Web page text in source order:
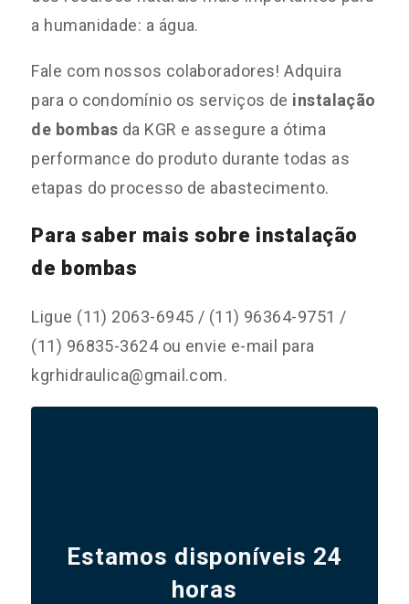
a humanidade: a água.
Fale com nossos colaboradores! Adquira
para o condomínio os serviços de instalação
de bombas da KGR e assegure a ótima
performance do produto durante todas as
etapas do processo de abastecimento.
Para saber mais sobre instalação
de bombas
Ligue (11) 2063-6945 / (11) 96364-9751 /
(11) 96835-3624 ou envie e-mail para
kgrhidraulica@gmail.com.
Estamos disponíveis 24
horas